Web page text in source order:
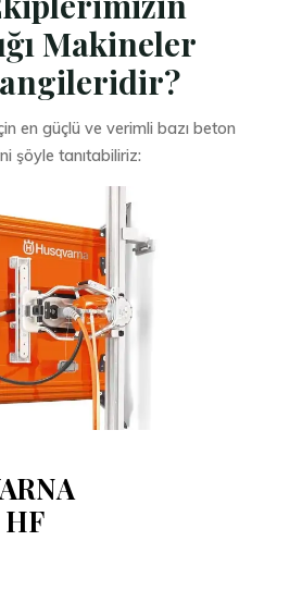
Makineler
en güçlü ve verimli bazı beton
şöyle tanıtabiliriz:
HF